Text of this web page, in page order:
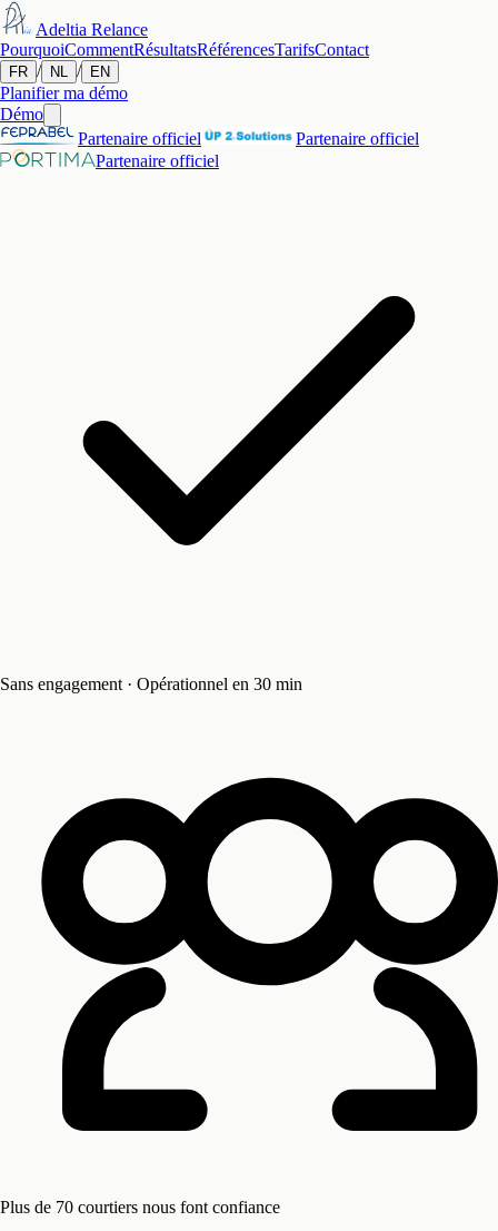
Adeltia Relance
PourquoiCommentRésultatsRéférencesTarifsContact
FR / NL / EN
Planifier ma démo
Démo
Partenaire officiel
Partenaire officiel
Partenaire officiel
Sans engagement · Opérationnel en 30 min
Plus de 70 courtiers nous font confiance